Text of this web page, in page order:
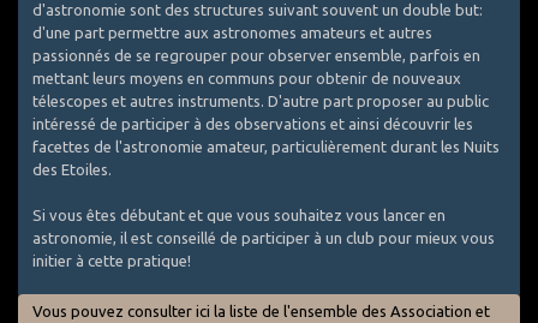
d'astronomie sont des structures suivant souvent un double but:
d'une part permettre aux astronomes amateurs et autres
passionnés de se regrouper pour observer ensemble, parfois en
mettant leurs moyens en communs pour obtenir de nouveaux
télescopes et autres instruments. D'autre part proposer au public
intéressé de participer à des observations et ainsi découvrir les
facettes de l'astronomie amateur, particulièrement durant les Nuits
des Etoiles.
Si vous êtes débutant et que vous souhaitez vous lancer en
astronomie, il est conseillé de participer à un club pour mieux vous
initier à cette pratique!
Vous pouvez consulter ici la liste de l'ensemble des Association et